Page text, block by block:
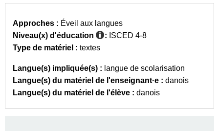
Approches : Éveil aux langues
Niveau(x) d'éducation
: ISCED 4-8
Type de matériel : textes
Langue(s) impliquée(s) : langue de scolarisation
Langue(s) du matériel de l'enseignant·e : danois
Langue(s) du matériel de l'élève : danois